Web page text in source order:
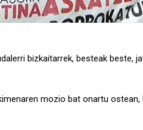
bizkaitarrek, besteak beste,
mozio bat onartu